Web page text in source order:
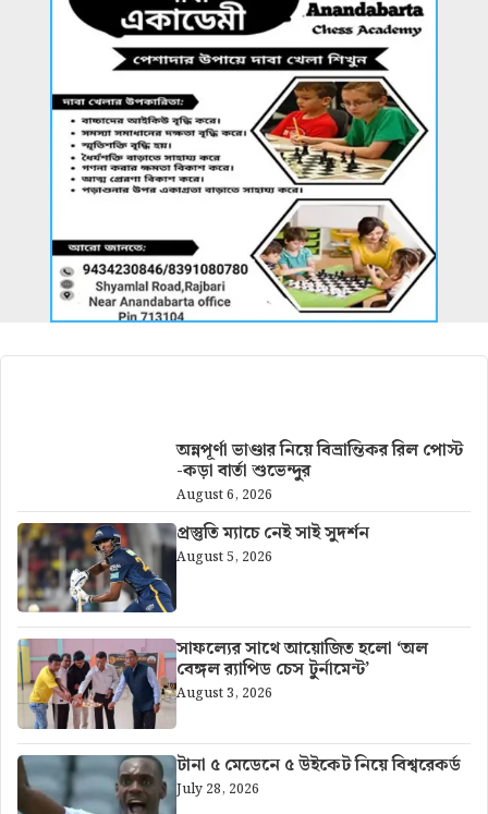
অন্নপূর্ণা ভাণ্ডার নিয়ে বিভ্রান্তিকর রিল পোস্ট
-কড়া বার্তা শুভেন্দুর
August 6, 2026
প্রস্তুতি ম্যাচে নেই সাই সুদর্শন
August 5, 2026
সাফল্যের সাথে আয়োজিত হলো ‘অল
বেঙ্গল র‍্যাপিড চেস টুর্নামেন্ট’
August 3, 2026
টানা ৫ মেডেনে ৫ উইকেট নিয়ে বিশ্বরেকর্ড
July 28, 2026